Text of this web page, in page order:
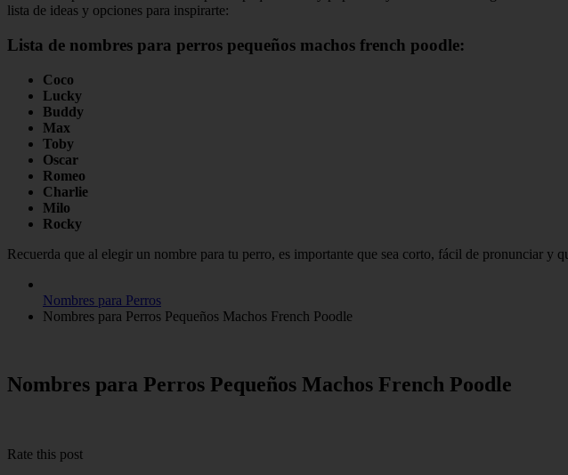
lista de ideas y opciones para inspirarte:
Lista de nombres para perros pequeños machos french poodle:
Coco
Lucky
Buddy
Max
Toby
Oscar
Romeo
Charlie
Milo
Rocky
Recuerda que al elegir un nombre para tu perro, es importante que sea corto, fácil de pronunciar
Nombres para Perros
Nombres para Perros Pequeños Machos French Poodle
Nombres para Perros Pequeños Machos French Poodle
Rate this post